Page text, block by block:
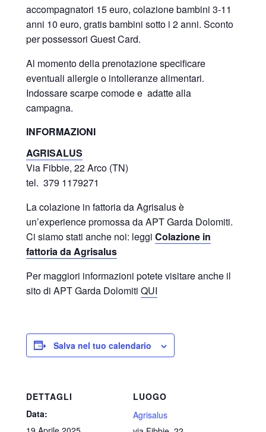
accompagnatori 15 euro, colazione bambini 3-11
anni 10 euro, gratis bambini sotto i 2 anni. Sconto
per possessori Guest Card.
Al momento della prenotazione specificare
eventuali allergie o intolleranze alimentari.
Indossare scarpe comode e adatte alla
campagna.
INFORMAZIONI
AGRISALUS
Via Fibbie, 22 Arco (TN)
tel. 379 1179271
La colazione in fattoria da Agrisalus è
un’experience promossa da APT Garda Dolomiti.
Ci siamo stati anche noi: leggi Colazione in
fattoria da Agrisalus
Per maggiori informazioni potete visitare anche il
sito di APT Garda Dolomiti QUI
Salva nel tuo calendario
DETTAGLI
Data:
LUOGO
Agrisalus